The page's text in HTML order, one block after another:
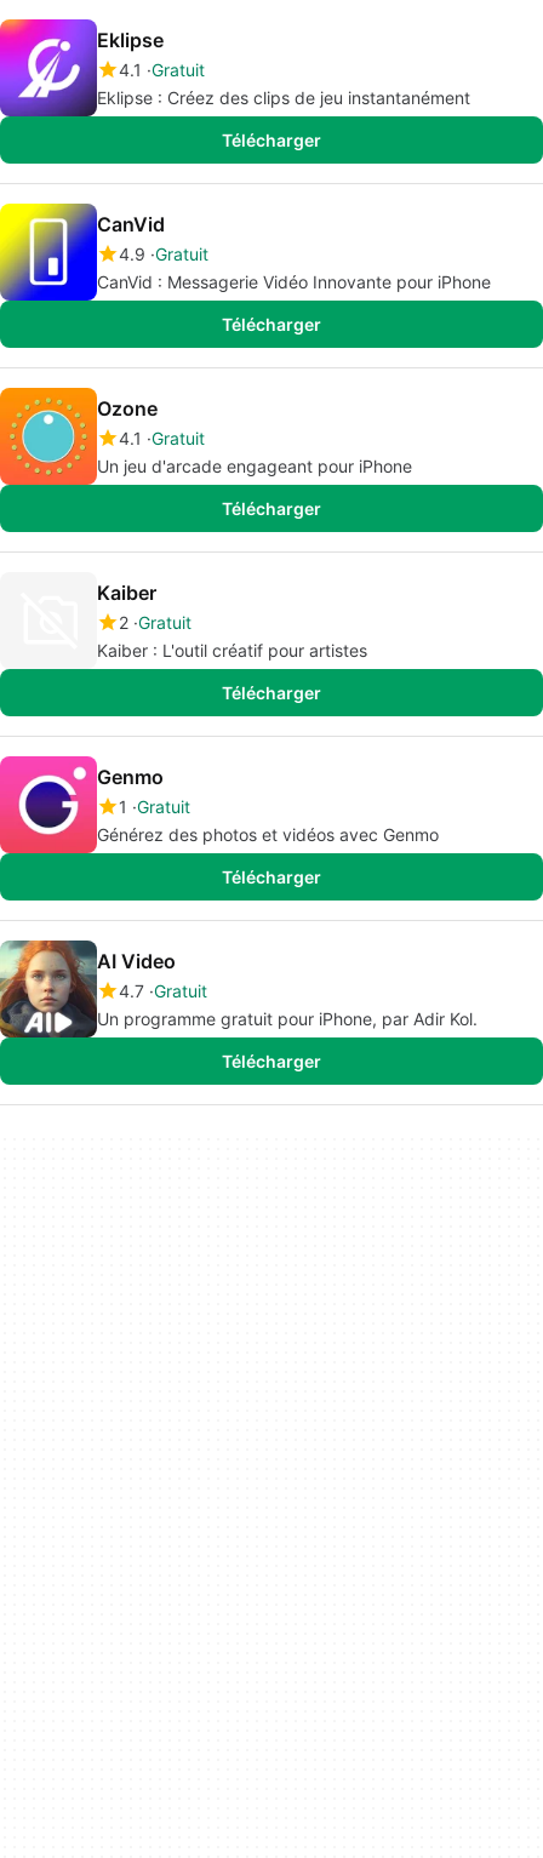
Eklipse
4.1 Gratuit
Eklipse : Créez des clips de jeu instantanément
Télécharger
CanVid
4.9 Gratuit
CanVid : Messagerie Vidéo Innovante pour iPhone
Télécharger
Ozone
4.1 Gratuit
Un jeu d'arcade engageant pour iPhone
Télécharger
Kaiber
2 Gratuit
Kaiber : L'outil créatif pour artistes
Télécharger
Genmo
1 Gratuit
Générez des photos et vidéos avec Genmo
Télécharger
AI Video
4.7 Gratuit
Un programme gratuit pour iPhone, par Adir Kol.
Télécharger